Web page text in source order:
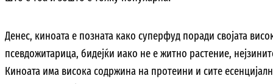
Денес, киноата е позната како суперфуд поради својата
псевдожитарица, бидејќи иако не е житно растение,
Киноата има висока содржина на протеини и сите